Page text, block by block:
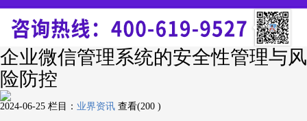
企业微信管理系统的安全性管理与风
险防控
2024-06-25 栏目： 业界资讯 查看(200 )